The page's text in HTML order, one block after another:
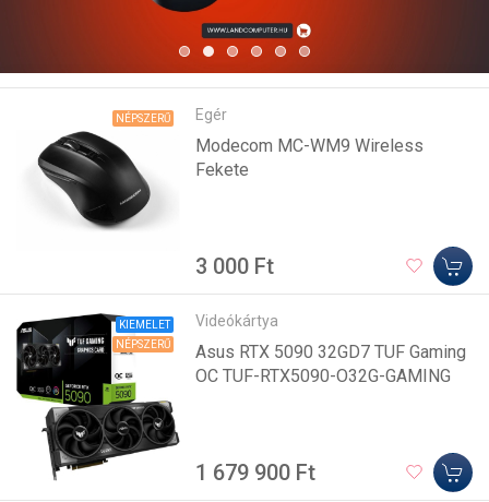
NÉPSZERŰ Egér
Modecom MC-WM9 Wireless
Fekete
3 000 Ft
KIEMELET
NÉPSZERŰ
Videókártya
Asus RTX 5090 32GD7 TUF Gaming
OC TUF-RTX5090-O32G-GAMING
1 679 900 Ft